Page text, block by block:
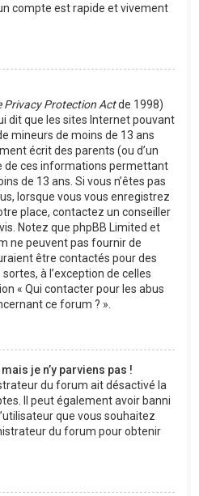
compte est rapide et vivement
Privacy Protection Actde 1998)
dit que les sites Internet pouvant
mineurs de moins de 13 ans
écrit des parents (ou d’un
de ces informations permettant
de 13 ans. Si vous n’êtes pas
lorsque vous vous enregistrez
place, contactez un conseiller
Notez que phpBB Limited et
ne peuvent pas fournir de
être contactés pour des
à l’exception de celles
« Qui contacter pour les abus
ce forum ? ».
je n’y parviens pas !
du forum ait désactivé la
Il peut également avoir banni
que vous souhaitez
du forum pour obtenir